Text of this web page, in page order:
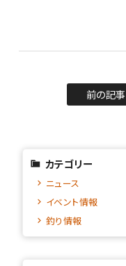
前の記事
カテゴリー
ニュース
イベント情報
釣り情報